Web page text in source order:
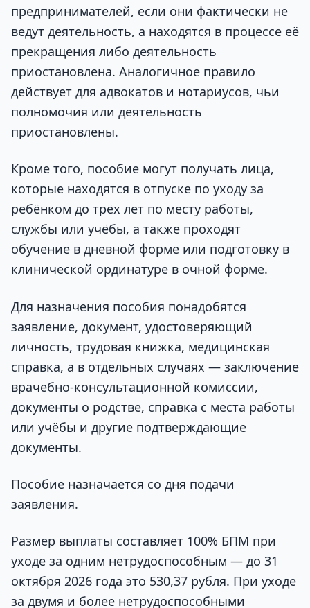
предпринимателей, если они фактически не
ведут деятельность, а находятся в процессе её
прекращения либо деятельность
приостановлена. Аналогичное правило
действует для адвокатов и нотариусов, чьи
полномочия или деятельность
приостановлены.
Кроме того, пособие могут получать лица,
которые находятся в отпуске по уходу за
ребёнком до трёх лет по месту работы,
службы или учёбы, а также проходят
обучение в дневной форме или подготовку в
клинической ординатуре в очной форме.
Для назначения пособия понадобятся
заявление, документ, удостоверяющий
личность, трудовая книжка, медицинская
справка, а в отдельных случаях — заключение
врачебно-консультационной комиссии,
документы о родстве, справка с места работы
или учёбы и другие подтверждающие
документы.
Пособие назначается со дня подачи
заявления.
Размер выплаты составляет 100% БПМ при
уходе за одним нетрудоспособным — до 31
октября 2026 года это 530,37 рубля. При уходе
за двумя и более нетрудоспособными